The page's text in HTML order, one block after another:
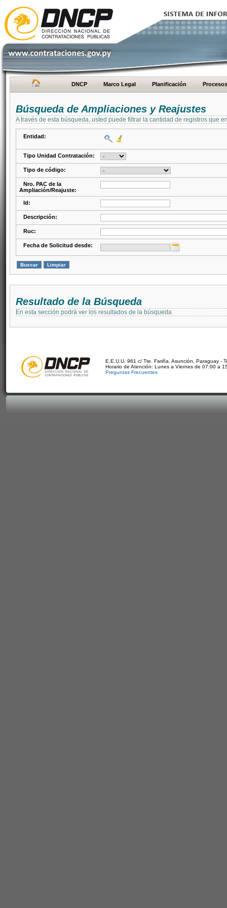
DNCP Marco Legal Planificación Procesos
Búsqueda de Ampliaciones y Reajustes
A través de esta búsqueda, usted puede filtrar la cantidad de registros que
Entidad:
Tipo Unidad Contratación:
Tipo de código:
Nro. PAC de la
Ampliación/Reajuste:
Id:
Descripción:
Ruc:
Fecha de Solicitud desde:
Resultado de la Búsqueda
En esta sección podrá ver los resultados de la búsqueda
E.E.U.U. 961 c/ Tte. Fariña. Asunción, Paraguay -
Horario de Atención: Lunes a Viernes de 07:00 a
Preguntas Frecuentes